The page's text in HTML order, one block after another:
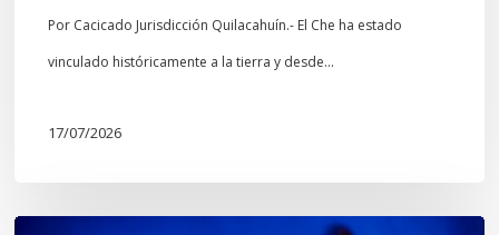
culturales
Mapuche»
Por Cacicado Jurisdicción Quilacahuín.- El Che ha estado
vinculado históricamente a la tierra y desde…
17/07/2026